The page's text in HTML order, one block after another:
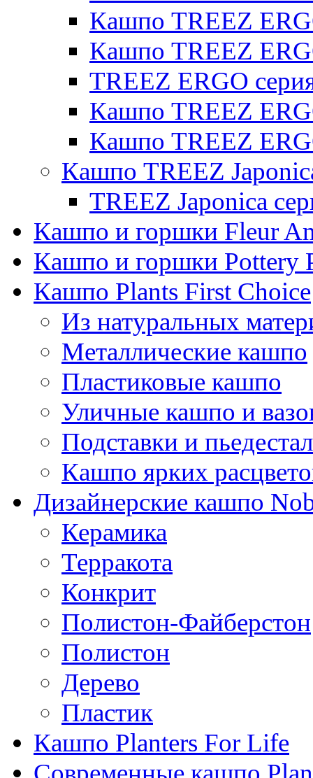
Кашпо TREEZ
Кашпо TREEZ
TREEZ ERGO
Кашпо TREEZ
Кашпо TREEZ
Кашпо TREEZ
TREEZ Japonica
Кашпо и горшки Fleur
Кашпо и горшки Pottery
Кашпо Plants First Choice
Из натуральных
Металлические кашпо
Пластиковые кашпо
Уличные кашпо и
Подставки и
Кашпо ярких
Дизайнерские кашпо
Керамика
Терракота
Конкрит
Полистон-Файберстон
Полистон
Дерево
Пластик
Кашпо Planters For Life